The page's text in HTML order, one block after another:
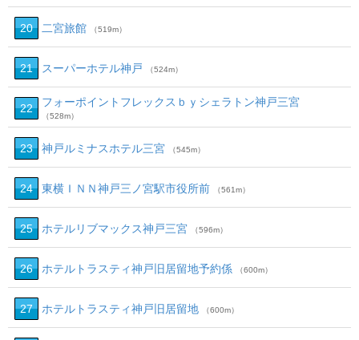
20 二宮旅館 （519m）
21 スーパーホテル神戸 （524m）
22 フォーポイントフレックスｂｙシェラトン神戸三宮
（528m）
23 神戸ルミナスホテル三宮 （545m）
24 東横ＩＮＮ神戸三ノ宮駅市役所前 （561m）
25 ホテルリブマックス神戸三宮 （596m）
26 ホテルトラスティ神戸旧居留地予約係 （600m）
27 ホテルトラスティ神戸旧居留地 （600m）